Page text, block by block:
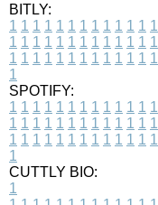
BITLY:
1 1 1 1 1 1 1 1 1 1 1 1 1
1 1 1 1 1 1 1 1 1 1 1 1 1
1 1 1 1 1 1 1 1 1 1 1 1 1
1
SPOTIFY:
1 1 1 1 1 1 1 1 1 1 1 1 1
1 1 1 1 1 1 1 1 1 1 1 1 1
1 1 1 1 1 1 1 1 1 1 1 1 1
1
CUTTLY BIO:
1